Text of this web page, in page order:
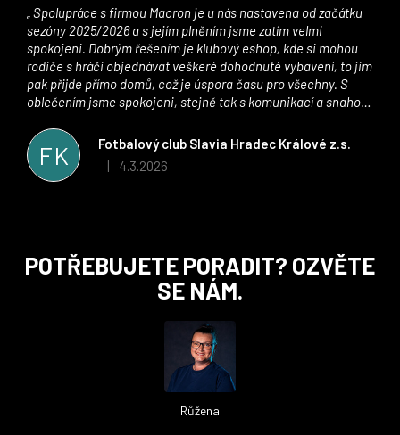
FK
Fotbalový club Slavia Hradec Králové z.s.
Hodnocení obchodu je 5 z 5 hvězdiček.
| 4.3.2026
sezóny 2025/2026 a s jejím plněním jsme zatím velmi
spokojeni. Dobrým řešením je klubový eshop, kde si mohou
rodiče s hráči objednávat veškeré dohodnuté vybavení, to jim
pak přijde přímo domů, což je úspora času pro všechny. S
oblečením jsme spokojeni, stejně tak s komunikací a snahou
stran. Věříme, že v tomto duchu bude spolupráce pokračovat
i nadále, nyní už začínáme řešit i první sady dresů ;)
POTŘEBUJETE PORADIT? OZVĚTE
SE NÁM.
Růžena